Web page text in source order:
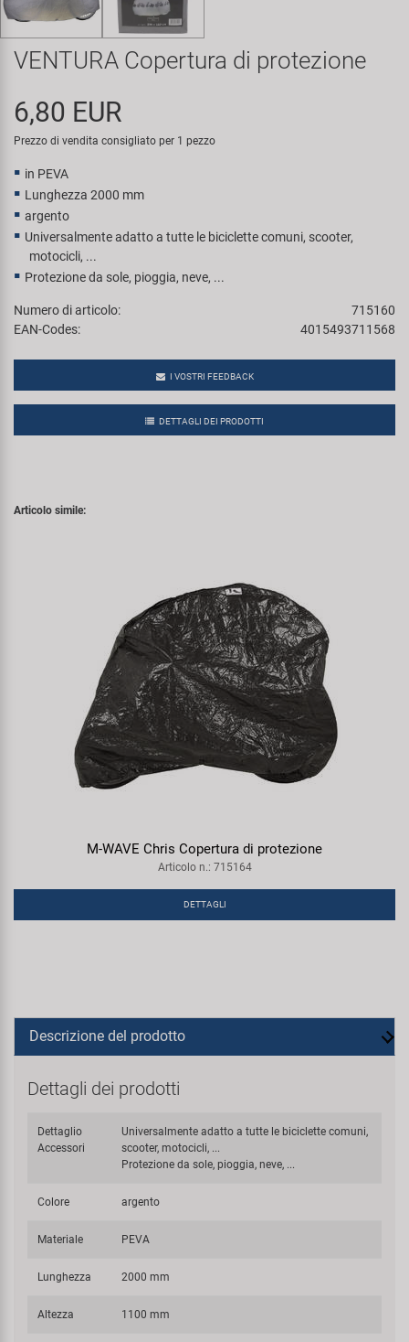
Super B
Trail-Gator
Velo
VENTURA Copertura di protezione
6,80 EUR
Prezzo di vendita consigliato per 1 pezzo
in PEVA
Lunghezza 2000 mm
argento
Universalmente adatto a tutte le biciclette comuni, scooter,
motocicli, ...
Protezione da sole, pioggia, neve, ...
Numero di articolo:
715160
EAN-Codes:
4015493711568
I VOSTRI FEEDBACK
DETTAGLI DEI PRODOTTI
Articolo simile:
M-WAVE Chris Copertura di protezione
Articolo n.: 715164
DETTAGLI
Descrizione del prodotto
Dettagli dei prodotti
Dettaglio
Accessori
Universalmente adatto a tutte le biciclette comuni,
scooter, motocicli, ...
Protezione da sole, pioggia, neve, ...
Colore argento
Materiale PEVA
Lunghezza 2000 mm
Altezza 1100 mm